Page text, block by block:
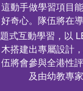
這動手做學習項目
好奇心。隊伍將在
題式互動學習，以
木搭建出專屬設計
伍將會參與全港性
及由幼教專